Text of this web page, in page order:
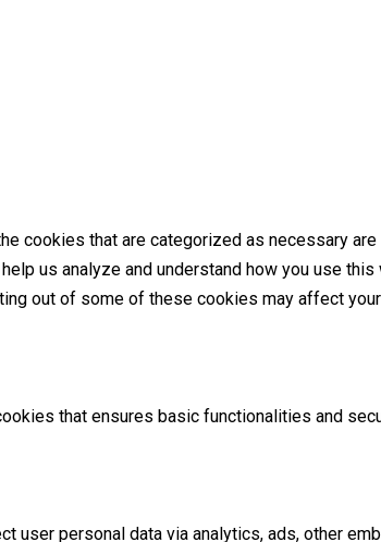
cookies that are categorized as necessary
us analyze and understand how you use this
out of some of these cookies may affect
that ensures basic functionalities and
personal data via analytics, ads, other